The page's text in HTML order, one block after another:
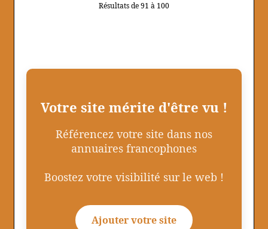
Résultats de 91 à 100
Votre site mérite d'être vu !
Référencez votre site dans nos
annuaires francophones
Boostez votre visibilité sur le web !
Ajouter votre site